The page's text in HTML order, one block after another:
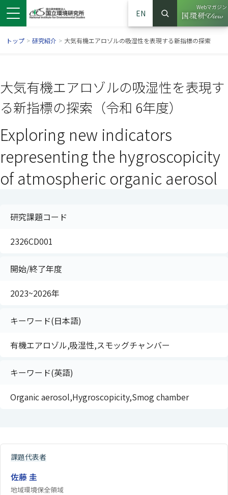
ドウで開きます）
ンドウで開きます）
ウインドウで開きます）
EN
サイト内検索
検索
Webマガジン
（別ウイ
トップ > 研究紹介 > 大気有機エアロゾルの吸湿性を表現する新指標の探索
大気有機エアロゾルの吸湿性を表現す
る新指標の探索（令和 6年度）
Exploring new indicators
representing the hygroscopicity
of atmospheric organic aerosol
研究課題コード
2326CD001
開始/終了年度
2023~2026年
キーワード(日本語)
有機エアロゾル,吸湿性,スモッグチャンバー
キーワード(英語)
Organic aerosol,Hygroscopicity,Smog chamber
課題代表者
佐藤 圭
地域環境保全領域